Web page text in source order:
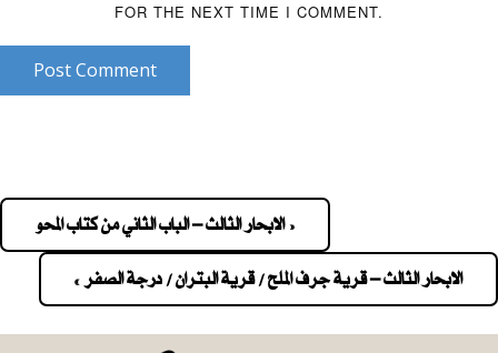
FOR THE NEXT TIME I COMMENT.
Post Comment
navigation
« الابحار الثالث – الباب الثاني من كتاب المحو
الابحار الثالث – قرية جرف الملح / قرية البتران / درجة الصفر »